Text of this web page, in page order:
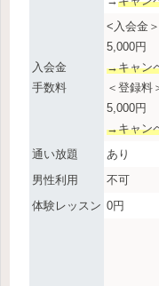
入会金
手数料
<入会金＞
5,000円
→キャン
＜登録料
5,000円
→キャン
通い放題
あり
男性利用
不可
体験レッスン 0円